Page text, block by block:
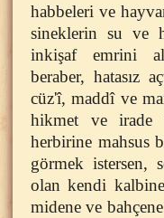
habbeleri ve
sineklerin su ve
inkişaf emrini
beraber, hatasız
cüz'î, maddî ve
hikmet ve irade
herbirine mahsus
görmek istersen,
olan kendi
midene ve